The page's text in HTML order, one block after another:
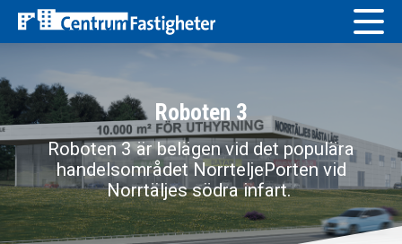
content
Våra fastigheter
För hyresgäster
Om Centrum Fastigheter
Vår personal
Roboten 3
Roboten 3 är belägen vid det populära
handelsområdet NorrteljePorten vid
Norrtäljes södra infart.